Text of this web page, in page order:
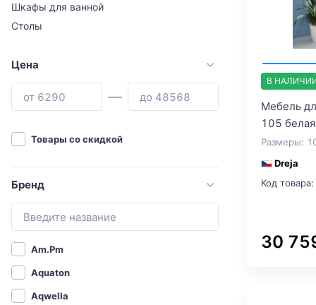
Шкафы для ванной
Столы
Цена
Товары со скидкой
Бренд
Am.Pm
Aquaton
Aqwella
В
Мебель
105 белая
Размеры:
Dreja
Код
30